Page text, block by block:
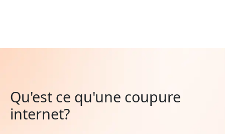
Qu'est ce qu'une coupure
internet?